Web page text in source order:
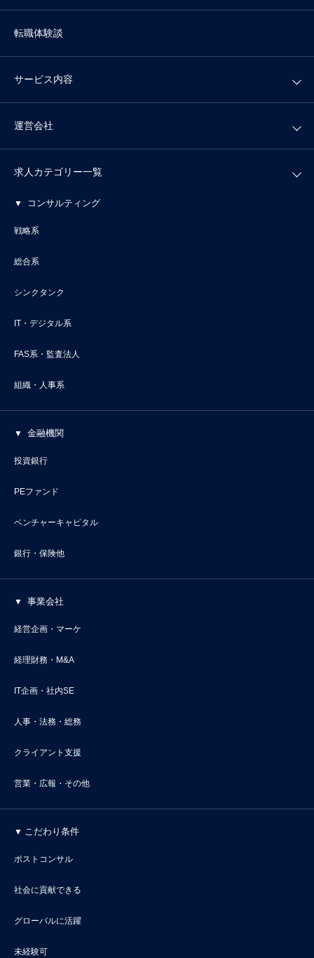
転職体験談
サービス内容
運営会社
求人カテゴリー一覧
コンサルティング
戦略系
総合系
シンクタンク
IT・デジタル系
FAS系・監査法人
組織・人事系
金融機関
投資銀行
PEファンド
ベンチャーキャピタル
銀行・保険他
事業会社
経営企画・マーケ
経理財務・M&A
IT企画・社内SE
人事・法務・総務
クライアント支援
営業・広報・その他
こだわり条件
ポストコンサル
社会に貢献できる
グローバルに活躍
未経験可